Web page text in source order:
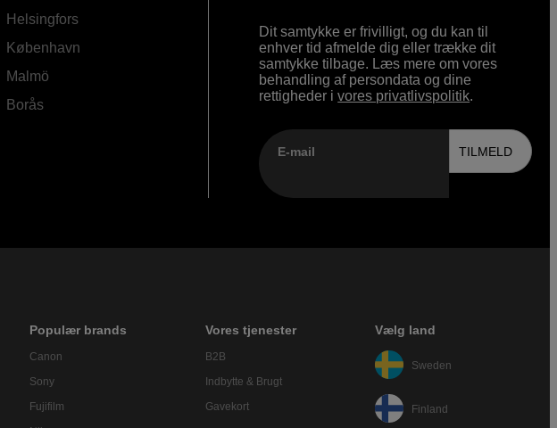
Helsingfors
København
Malmö
Borås
Dit samtykke er frivilligt, og du kan til
enhver tid afmelde dig eller trække dit
samtykke tilbage. Læs mere om vores
behandling af persondata og dine
rettigheder ivores privatlivspolitik.
E-mail TILMELD
Populær brands
Canon
Sony
Fujifilm
Vores tjenester
B2B
Indbytte & Brugt
Gavekort
Vælg land
Sweden
Finland